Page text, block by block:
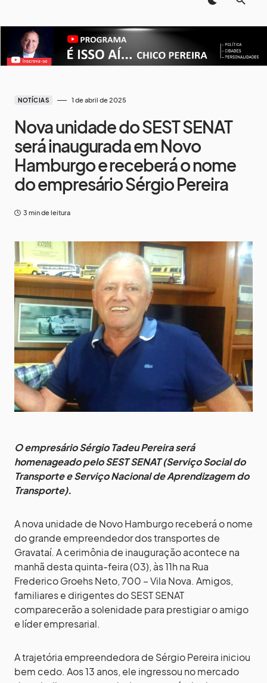
NOTÍCIAS 1 de abril de 2025
Nova unidade do SEST SENAT
será inaugurada em Novo
Hamburgo e receberá o nome
do empresário Sérgio Pereira
3 min de leitura
O empresário Sérgio Tadeu Pereira será
homenageado pelo SEST SENAT (Serviço Social do
Transporte e Serviço Nacional de Aprendizagem do
Transporte).
A nova unidade de Novo Hamburgo receberá o nome
do grande empreendedor dos transportes de
Gravataí. A cerimônia de inauguração acontece na
manhã desta quinta-feira (03), às 11h na Rua
Frederico Groehs Neto, 700 – Vila Nova. Amigos,
familiares e dirigentes do SEST SENAT
comparecerão a solenidade para prestigiar o amigo
e líder empresarial.
A trajetória empreendedora de Sérgio Pereira iniciou
bem cedo. Aos 13 anos, ele ingressou no mercado